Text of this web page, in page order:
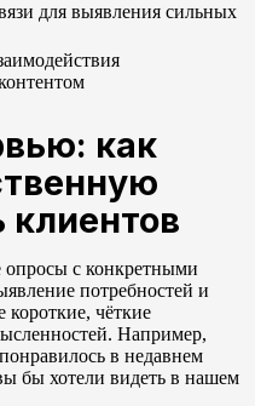
для выявления сильных
как
клиентов
опросы с конкретными
потребностей и
чёткие
Например,
в недавнем
бы хотели видеть в нашем